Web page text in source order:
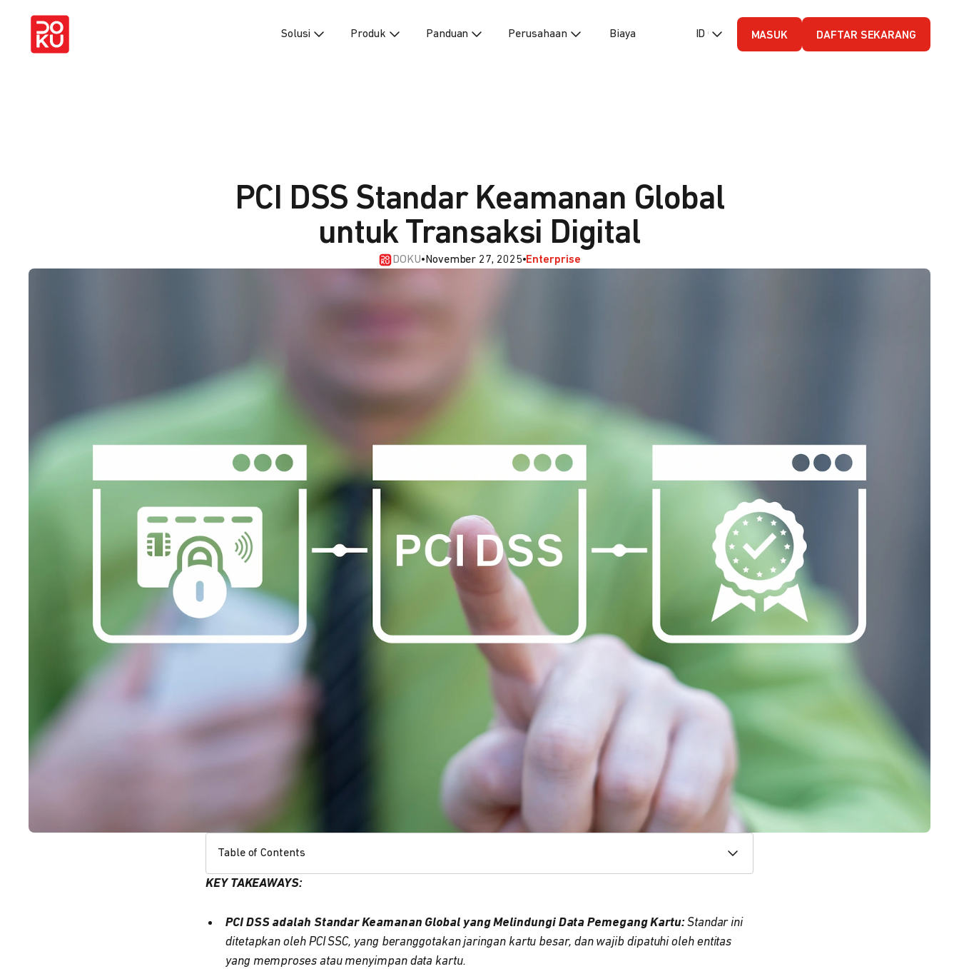
Solusi Produk Panduan Perusahaan Biaya ID (Bahasa Indonesia)
MASUK DAFTAR SEKARANG
PCI DSS Standar Keamanan Global
untuk Transaksi Digital
DOKU• November 27, 2025•Enterprise
Table of Contents
KEY TAKEAWAYS:
PCI DSS adalah Standar Keamanan Global yang Melindungi Data Pemegang Kartu:Standar ini
ditetapkan oleh PCI SSC, yang beranggotakan jaringan kartu besar, dan wajib dipatuhi oleh entitas
yang memproses atau menyimpan data kartu.